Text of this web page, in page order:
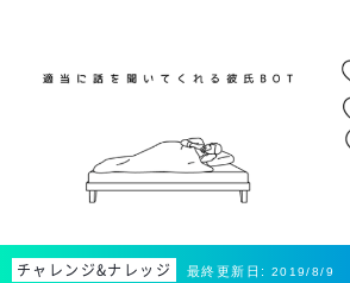
チャレンジ&ナレッジ 最終更新日: 2019/8/9